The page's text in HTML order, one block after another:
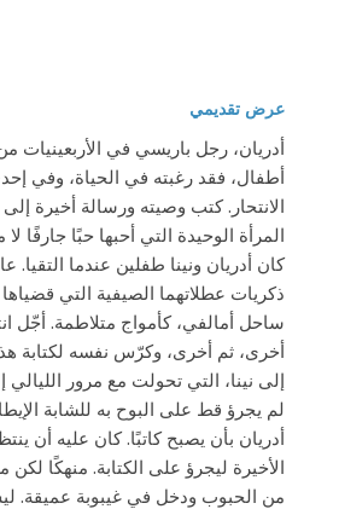
عرض تقديمي
أدريان، رجل باريسي في الأربعينيات
أطفال، فقد رغبته في الحياة، وفي
الانتحار. كتب وصيته ورسالة أخيرة إلى
المرأة الوحيدة التي أحبها حبًا جارفًا
كان أدريان ونينا طفلين عندما التقيا.
ذكريات عطلاتهما الصيفية التي
ساحل أمالفي، كأمواج متلاطمة. أجّل
أخرى، ثم أخرى، وكرّس نفسه لكتابة
إلى نينا، التي تحولت مع مرور
لم يجرؤ قط على البوح به للشابة
أدريان بأن يصبح كاتبًا. كان عليه أن
الأخيرة ليجرؤ على الكتابة. منهكًا لكن
من الحبوب ودخل في غيبوبة عميقة.